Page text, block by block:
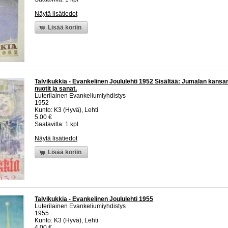
Näytä lisätiedot
Lisää koriin
Talvikukkia - Evankelinen Joululehti 1952 Sisältää: Jumalan
nuotit ja sanat.
Luterilainen Evankeliumiyhdistys
1952
Kunto: K3 (Hyvä), Lehti
5.00 €
Saatavilla: 1 kpl
Näytä lisätiedot
Lisää koriin
Talvikukkia - Evankelinen Joululehti 1955
Luterilainen Evankeliumiyhdistys
1955
Kunto: K3 (Hyvä), Lehti